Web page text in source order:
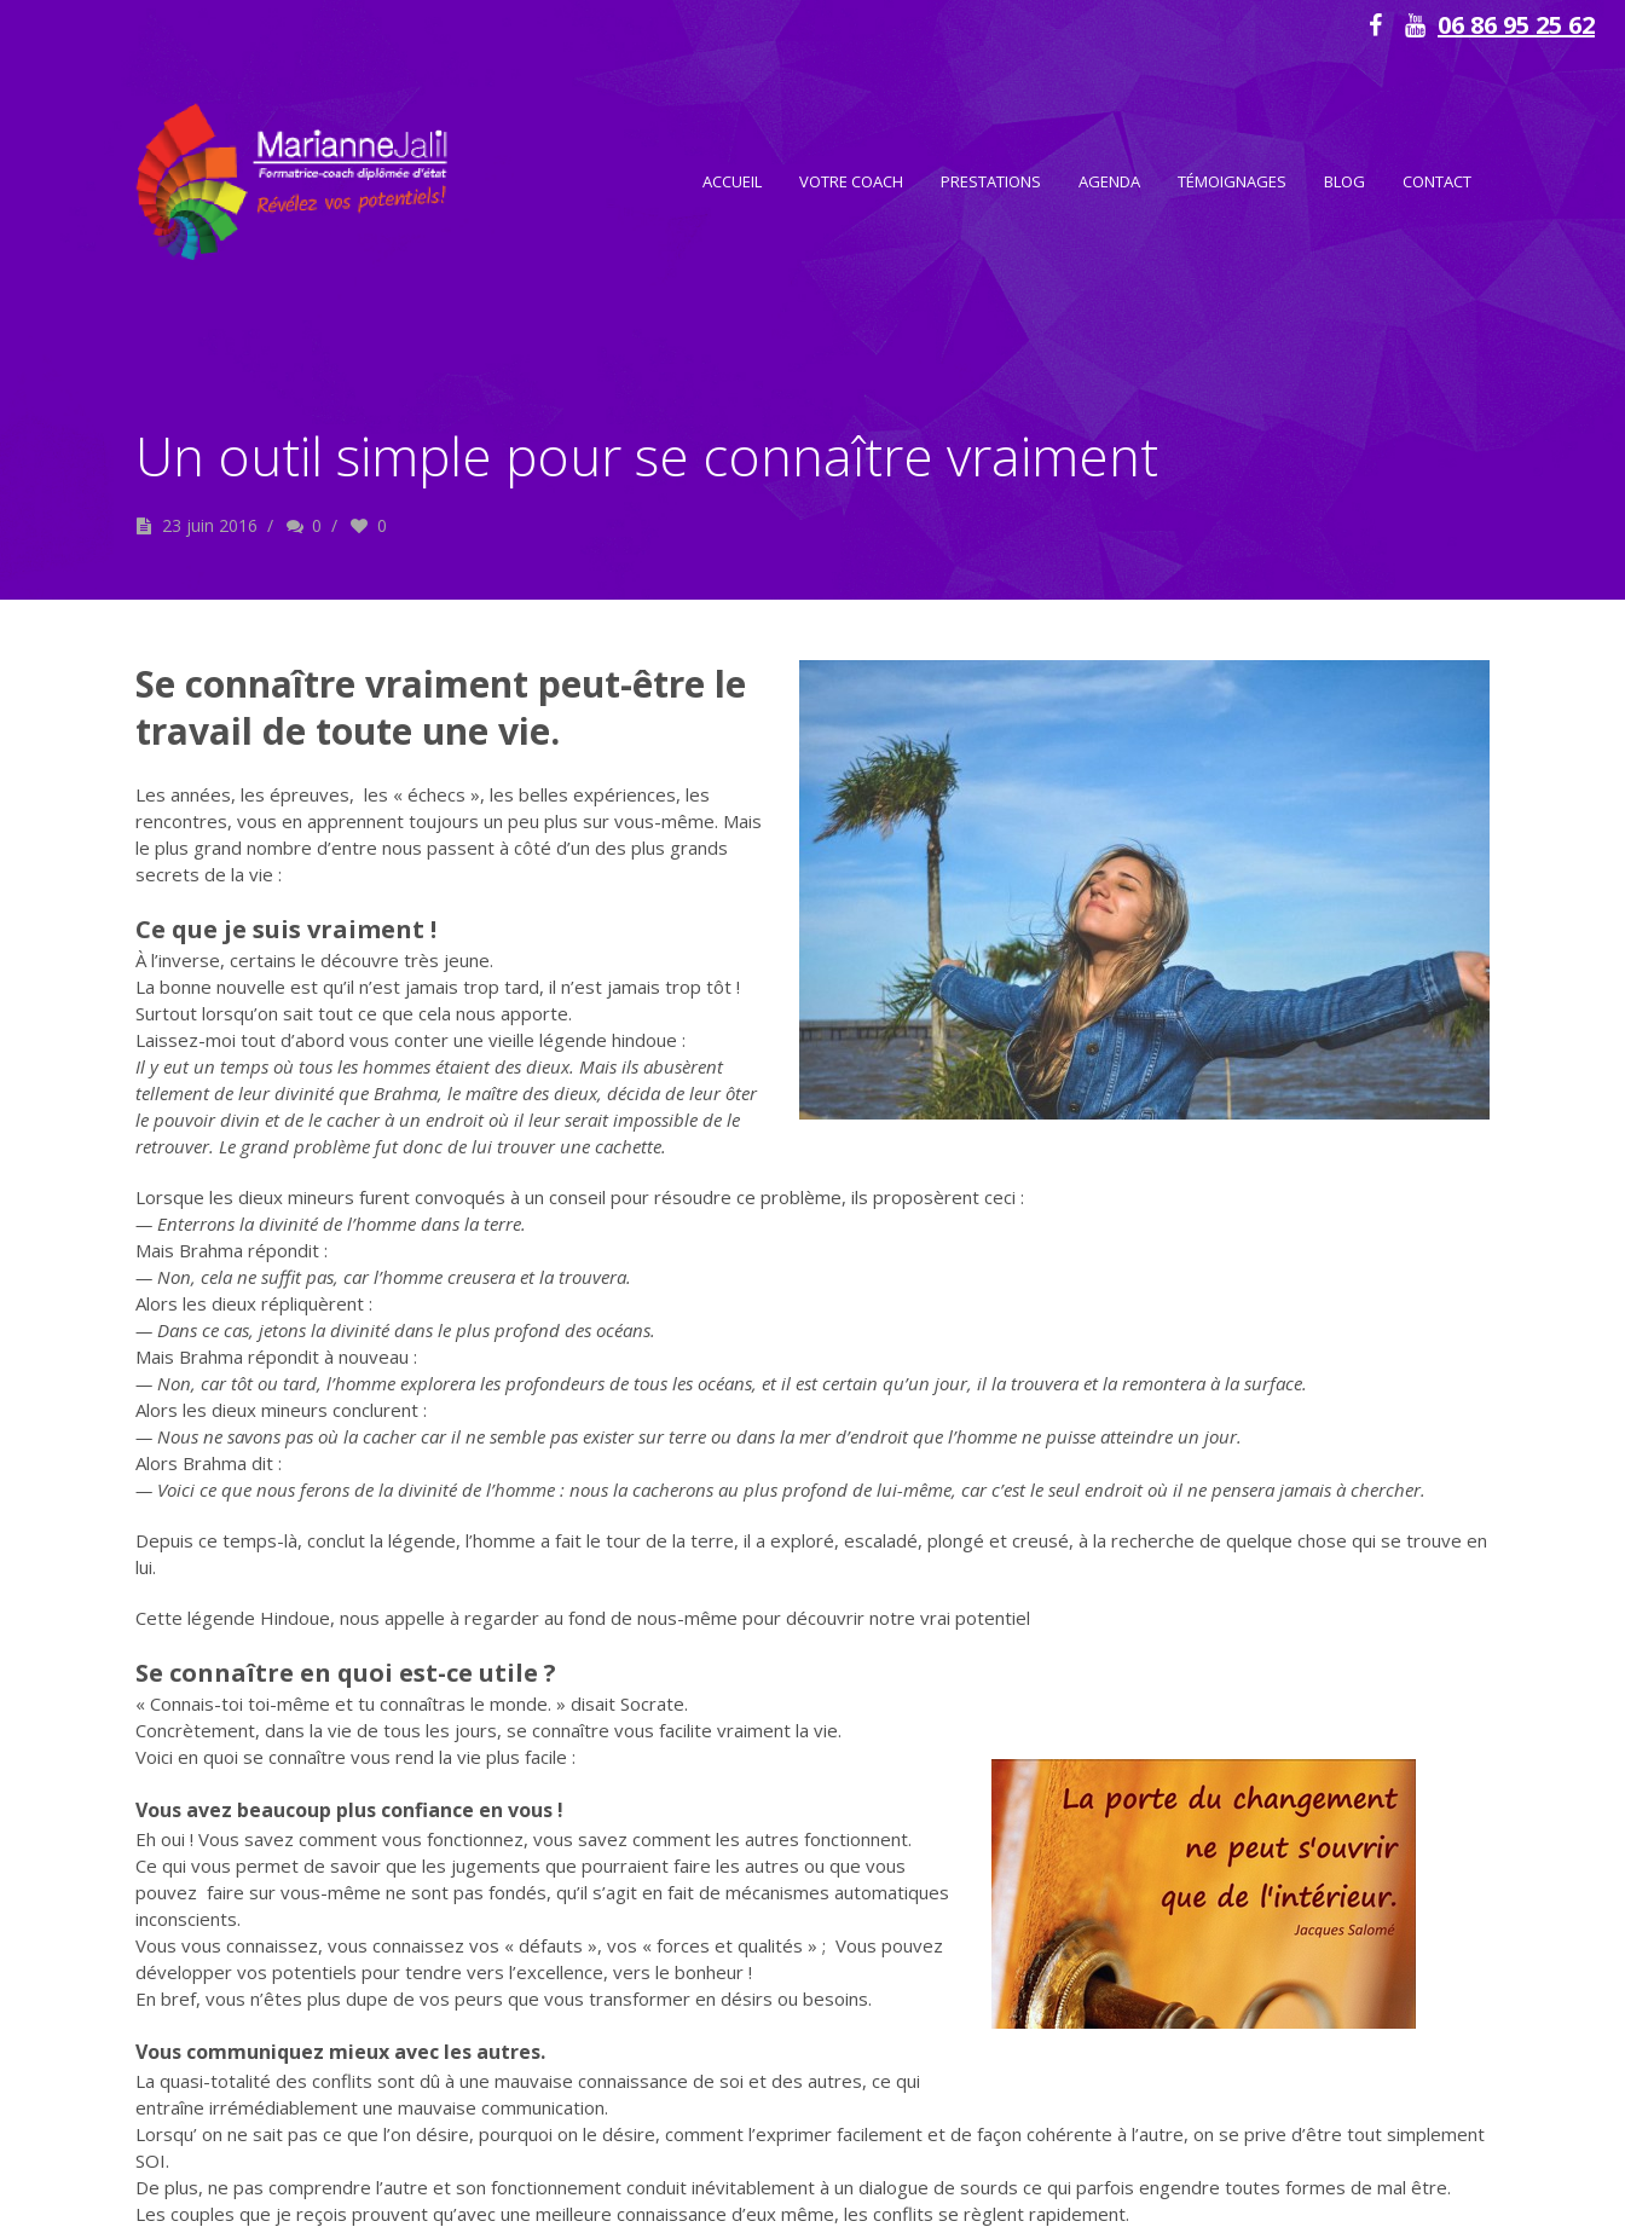
06 86 95 25 62
ACCUEIL VOTRE COACH PRESTATIONS AGENDA TÉMOIGNAGES BLOG CONTACT
Un outil simple pour se connaître vraiment
23 juin 2016 / 0 / 0
Se connaître vraiment peut-être le
travail de toute une vie.
Les années, les épreuves, les « échecs », les belles expériences, les
rencontres, vous en apprennent toujours un peu plus sur vous-même. Mais
le plus grand nombre d’entre nous passent à côté d’un des plus grands
secrets de la vie :
Ce que je suis vraiment !
À l’inverse, certains le découvre très jeune.
La bonne nouvelle est qu’il n’est jamais trop tard, il n’est jamais trop tôt !
Surtout lorsqu’on sait tout ce que cela nous apporte.
Laissez-moi tout d’abord vous conter une vieille légende hindoue :
Il y eut un temps où tous les hommes étaient des dieux. Mais ils abusèrent
tellement de leur divinité que Brahma, le maître des dieux, décida de leur ôter
le pouvoir divin et de le cacher à un endroit où il leur serait impossible de le
retrouver. Le grand problème fut donc de lui trouver une cachette.
Lorsque les dieux mineurs furent convoqués à un conseil pour résoudre ce problème, ils proposèrent ceci :
— Enterrons la divinité de l’homme dans la terre.
Mais Brahma répondit :
— Non, cela ne suffit pas, car l’homme creusera et la trouvera.
Alors les dieux répliquèrent :
— Dans ce cas, jetons la divinité dans le plus profond des océans.
Mais Brahma répondit à nouveau :
— Non, car tôt ou tard, l’homme explorera les profondeurs de tous les océans, et il est certain qu’un jour, il la trouvera et la remontera à la surface.
Alors les dieux mineurs conclurent :
— Nous ne savons pas où la cacher car il ne semble pas exister sur terre ou dans la mer d’endroit que l’homme ne puisse atteindre un jour.
Alors Brahma dit :
— Voici ce que nous ferons de la divinité de l’homme : nous la cacherons au plus profond de lui-même, car c’est le seul endroit où il ne pensera jamais à chercher.
Depuis ce temps-là, conclut la légende, l’homme a fait le tour de la terre, il a exploré, escaladé, plongé et creusé, à la recherche de quelque chose qui se trouve en
lui.
Cette légende Hindoue, nous appelle à regarder au fond de nous-même pour découvrir notre vrai potentiel
Se connaître en quoi est-ce utile ?
« Connais-toi toi-même et tu connaîtras le monde. » disait Socrate.
Concrètement, dans la vie de tous les jours, se connaître vous facilite vraiment la vie.
Voici en quoi se connaître vous rend la vie plus facile :
Vous avez beaucoup plus confiance en vous !
Eh oui ! Vous savez comment vous fonctionnez, vous savez comment les autres fonctionnent.
Ce qui vous permet de savoir que les jugements que pourraient faire les autres ou que vous
pouvez faire sur vous-même ne sont pas fondés, qu’il s’agit en fait de mécanismes automatiques
inconscients.
Vous vous connaissez, vous connaissez vos « défauts », vos « forces et qualités » ; Vous pouvez
développer vos potentiels pour tendre vers l’excellence, vers le bonheur !
En bref, vous n’êtes plus dupe de vos peurs que vous transformer en désirs ou besoins.
Vous communiquez mieux avec les autres.
La quasi-totalité des conflits sont dû à une mauvaise connaissance de soi et des autres, ce qui
entraîne irrémédiablement une mauvaise communication.
Lorsqu’ on ne sait pas ce que l’on désire, pourquoi on le désire, comment l’exprimer facilement et de façon cohérente à l’autre, on se prive d’être tout simplement
SOI.
De plus, ne pas comprendre l’autre et son fonctionnement conduit inévitablement à un dialogue de sourds ce qui parfois engendre toutes formes de mal être.
Les couples que je reçois prouvent qu’avec une meilleure connaissance d’eux même, les conflits se règlent rapidement.